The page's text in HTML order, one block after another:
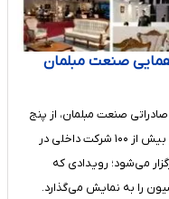
صنعت مبلمان
صنعت مبلمان، از پنج
شنبه ۸ مرداد ماه به مدت چهار روز و با حضور بیش از ۱۰۰ شرکت داخلی در
می‌شود؛ رویدادی که
را به نمایش می‌گذارد.